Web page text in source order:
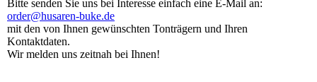
Bitte senden Sie uns bei Interesse einfach eine E-Mail an:
order@husaren-buke.de
mit den von Ihnen gewünschten Tonträgern und Ihren
Kontaktdaten.
Wir melden uns zeitnah bei Ihnen!